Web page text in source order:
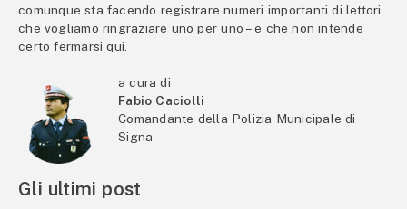
comunque sta facendo registrare numeri importanti di lettori
che vogliamo ringraziare uno per uno – e che non intende
certo fermarsi qui.
a cura di
Fabio Caciolli
Comandante della Polizia Municipale di
Signa
Gli ultimi post